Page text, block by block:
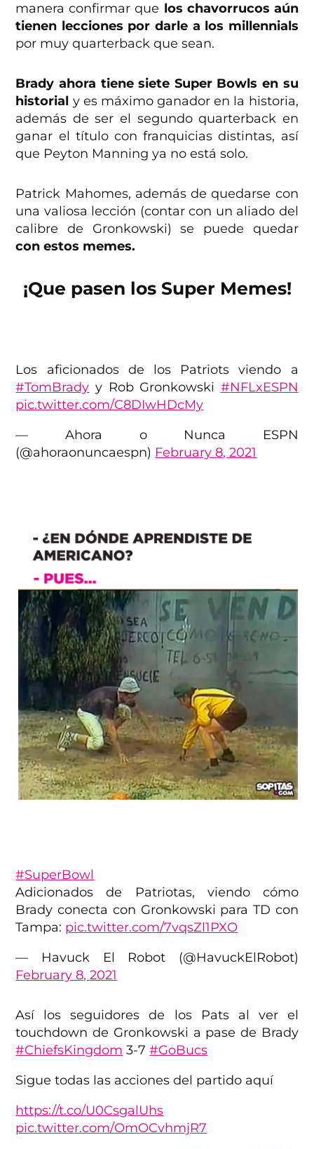
manera confirmar que los chavorrucos aún
tienen lecciones por darle a los millennials
por muy quarterback que sean.
Brady ahora tiene siete Super Bowls en su
historial y es máximo ganador en la historia,
además de ser el segundo quarterback en
ganar el título con franquicias distintas, así
que Peyton Manning ya no está solo.
Patrick Mahomes, además de quedarse con
una valiosa lección (contar con un aliado del
calibre de Gronkowski) se puede quedar
con estos memes.
¡Que pasen los Super Memes!
Los aficionados de los Patriots viendo a
#TomBrady y Rob Gronkowski #NFLxESPN
pic.twitter.com/C8DIwHDcMy
— Ahora o Nunca ESPN
(@ahoraonuncaespn) February 8, 2021
#SuperBowl
Adicionados de Patriotas, viendo cómo
Brady conecta con Gronkowski para TD con
Tampa: pic.twitter.com/7vqsZl1PXO
— Havuck El Robot (@HavuckElRobot)
February 8, 2021
Así los seguidores de los Pats al ver el
touchdown de Gronkowski a pase de Brady
#ChiefsKingdom 3-7#GoBucs
Sigue todas las acciones del partido aquí
https://t.co/U0CsgalUhs
pic.twitter.com/OmOCvhmjR7